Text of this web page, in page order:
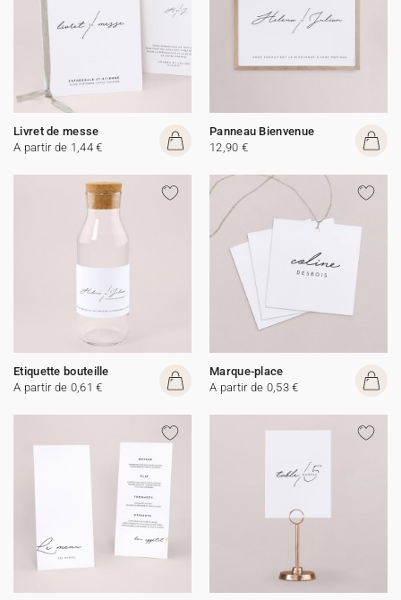
Livret de messe
A partir de 1,44 €
Panneau Bienvenue
12,90 €
Etiquette bouteille
A partir de 0,61 €
Marque-place
A partir de 0,53 €